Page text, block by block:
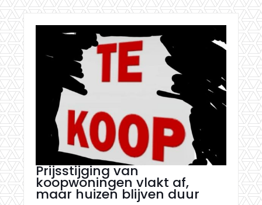
Prijsstijging van
koopwoningen vlakt af,
maar huizen blijven duur